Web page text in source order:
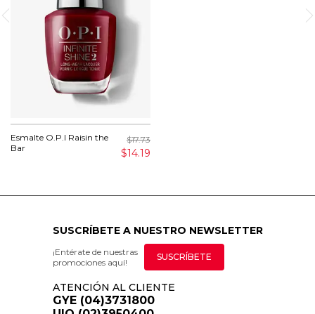
Esmalte O.P.I Raisin the
Bar
$17.73
$14.19
SUSCRÍBETE A NUESTRO NEWSLETTER
¡Entérate de nuestras
promociones aquí!
SUSCRÍBETE
ATENCIÓN AL CLIENTE
GYE (04)3731800